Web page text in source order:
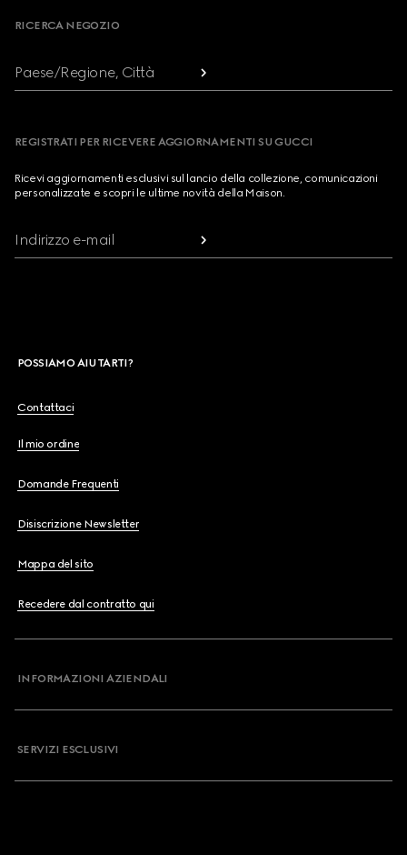
RICERCA NEGOZIO
Paese/Regione, Città
REGISTRATI PER RICEVERE AGGIORNAMENTI SU GUCCI
Ricevi aggiornamenti esclusivi sul lancio della collezione, comunicazioni
personalizzate e scopri le ultime novità della Maison.
Indirizzo e-mail
POSSIAMO AIUTARTI?
Contattaci
Il mio ordine
Domande Frequenti
Disiscrizione Newsletter
Mappa del sito
Recedere dal contratto qui
INFORMAZIONI AZIENDALI
SERVIZI ESCLUSIVI